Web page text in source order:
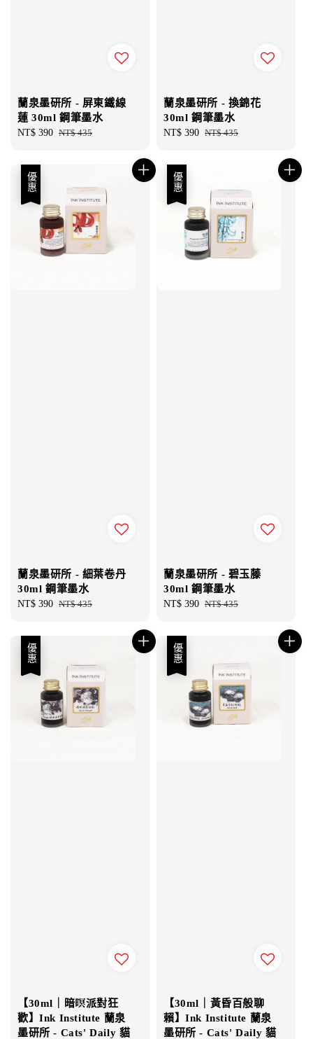
蘭泉墨研所 - 屏東鐵線
蓮 30ml 鋼筆墨水
Sale
NT$ 390 Regular
NT$ 435
蘭泉墨研所 - 換錦花
30ml 鋼筆墨水
Sale
NT$ 390 Regular
NT$ 435
優惠
蘭泉墨研所 - 細葉卷丹
30ml 鋼筆墨水
Sale
NT$ 390 Regular
NT$ 435
優惠
蘭泉墨研所 - 碧玉藤
30ml 鋼筆墨水
Sale
NT$ 390 Regular
NT$ 435
優惠
【30ml｜暗暝派對狂
歡】Ink Institute 蘭泉
墨研所 - Cats' Daily 貓
優惠
【30ml｜黃昏百般聊
賴】Ink Institute 蘭泉
墨研所 - Cats' Daily 貓